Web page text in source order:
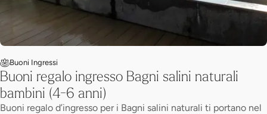
Buoni Ingressi
Buoni regalo ingresso Bagni salini naturali
bambini (4-6 anni)
Buoni regalo d’ingresso per i Bagni salini naturali ti portano nel